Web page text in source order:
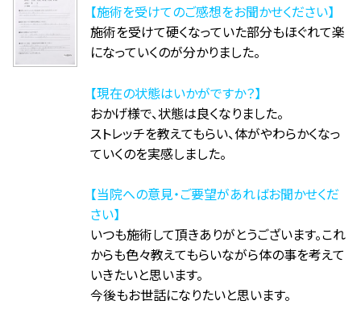
【施術を受けてのご感想をお聞かせください】
施術を受けて硬くなっていた部分もほぐれて楽
になっていくのが分かりました。
【現在の状態はいかがですか？】
おかげ様で、状態は良くなりました。
ストレッチを教えてもらい、体がやわらかくなっ
ていくのを実感しました。
【当院への意見・ご要望があればお聞かせくだ
さい】
いつも施術して頂きありがとうございます。これ
からも色々教えてもらいながら体の事を考えて
いきたいと思います。
今後もお世話になりたいと思います。